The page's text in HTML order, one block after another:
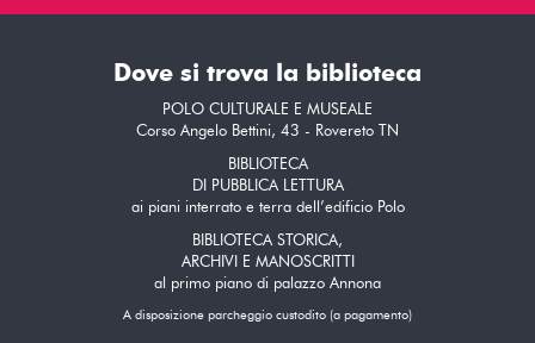
Dove si trova la biblioteca
POLO CULTURALE E MUSEALE
Corso Angelo Bettini, 43 - Rovereto TN
BIBLIOTECA
DI PUBBLICA LETTURA
ai piani interrato e terra dell’edificio Polo
BIBLIOTECA STORICA,
ARCHIVI E MANOSCRITTI
al primo piano di palazzo Annona
A disposizione parcheggio custodito (a pagamento)